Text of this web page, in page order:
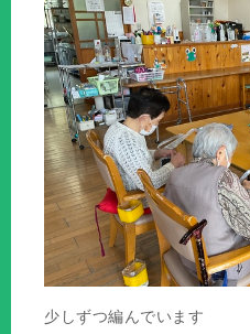
少しずつ編んでいます